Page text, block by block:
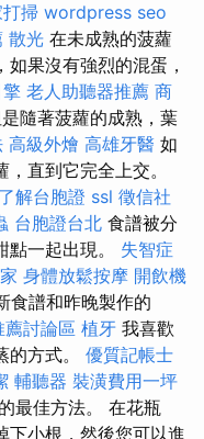
打掃 wordpress seo
散光 在未成熟的菠蘿
果沒有強烈的混蛋，
老人助聽器推薦 商
隨著菠蘿的成熟，葉
高級外燴 高雄牙醫 如
直到它完全上交。
解台胞證 ssl 徵信社
台胞證台北 食譜被分
一起出現。 失智症
身體放鬆按摩 開飲機
食譜和昨晚製作的
薦討論區 植牙 我喜歡
的方式。 優質記帳士
輔聽器 裝潢費用一坪
最佳方法。 在花瓶
下小根，然後您可以進